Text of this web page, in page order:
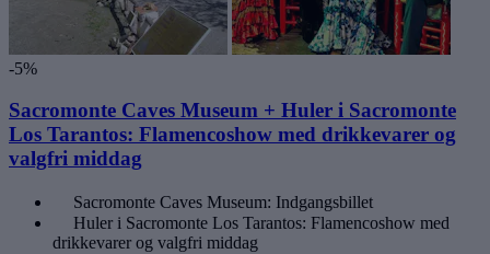
-5%
Sacromonte Caves Museum + Huler i Sacromonte
Los Tarantos: Flamencoshow med drikkevarer og
valgfri middag
Sacromonte Caves Museum: Indgangsbillet
Huler i Sacromonte Los Tarantos: Flamencoshow med
drikkevarer og valgfri middag